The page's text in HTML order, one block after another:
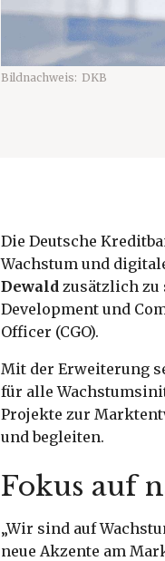
Bildnachweis: DKB
Die Deutsche
Wachstum und
Dewald zusätzlich zu
Development und
Officer (CGO).
Mit der Erweiterung
für alle
Projekte zur
und begleiten.
Fokus auf
„Wir sind auf
neue Akzente am